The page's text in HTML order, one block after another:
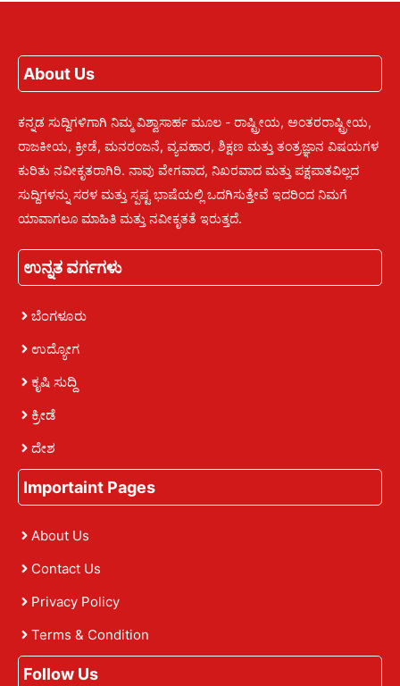
About Us
ಕನ್ನಡ ಸುದ್ದಿಗಳಿಗಾಗಿ ನಿಮ್ಮ ವಿಶ್ವಾಸಾರ್ಹ ಮೂಲ - ರಾಷ್ಟ್ರೀಯ, ಅಂತರರಾಷ್ಟ್ರೀಯ,
ರಾಜಕೀಯ, ಕ್ರೀಡೆ, ಮನರಂಜನೆ, ವ್ಯವಹಾರ, ಶಿಕ್ಷಣ ಮತ್ತು ತಂತ್ರಜ್ಞಾನ ವಿಷಯಗಳ
ಕುರಿತು ನವೀಕೃತರಾಗಿರಿ. ನಾವು ವೇಗವಾದ, ನಿಖರವಾದ ಮತ್ತು ಪಕ್ಷಪಾತವಿಲ್ಲದ
ಸುದ್ದಿಗಳನ್ನು ಸರಳ ಮತ್ತು ಸ್ಪಷ್ಟ ಭಾಷೆಯಲ್ಲಿ ಒದಗಿಸುತ್ತೇವೆ ಇದರಿಂದ ನಿಮಗೆ
ಯಾವಾಗಲೂ ಮಾಹಿತಿ ಮತ್ತು ನವೀಕೃತತೆ ಇರುತ್ತದೆ.
ಉನ್ನತ ವರ್ಗಗಳು
ಬೆಂಗಳೂರು
ಉದ್ಯೋಗ
ಕೃಷಿ ಸುದ್ದಿ
ಕ್ರೀಡೆ
ದೇಶ
Importaint Pages
About Us
Contact Us
Privacy Policy
Terms & Condition
Follow Us